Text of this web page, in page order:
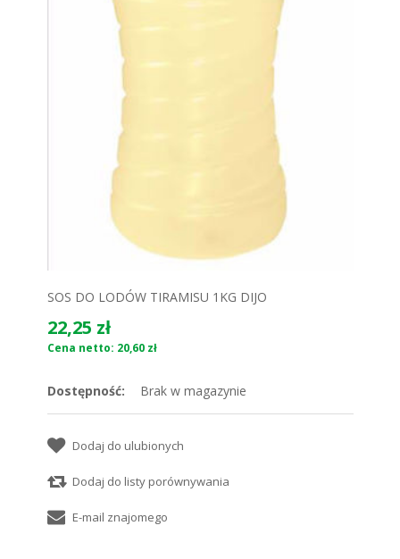
SOS DO LODÓW TIRAMISU 1KG DIJO
22,25 zł
Cena netto: 20,60 zł
Dostępność: Brak w magazynie